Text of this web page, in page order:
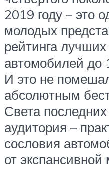
2019 году – это
молодых
рейтинга
автомобилей до
И это не
абсолютным
Света
аудитория –
сословия
от